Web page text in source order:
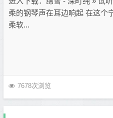
柔的钢琴声在耳边响起 在这个
柔软...
7678次浏览